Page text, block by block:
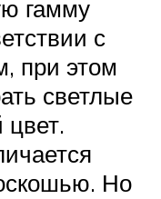
гамму
с
при этом
светлые
цвет.
Но